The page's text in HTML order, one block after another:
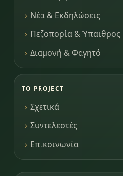
Νέα & Εκδηλώσεις
Πεζοπορία & Ύπαιθρος
Διαμονή & Φαγητό
ΤΟ PROJECT
Σχετικά
Συντελεστές
Επικοινωνία